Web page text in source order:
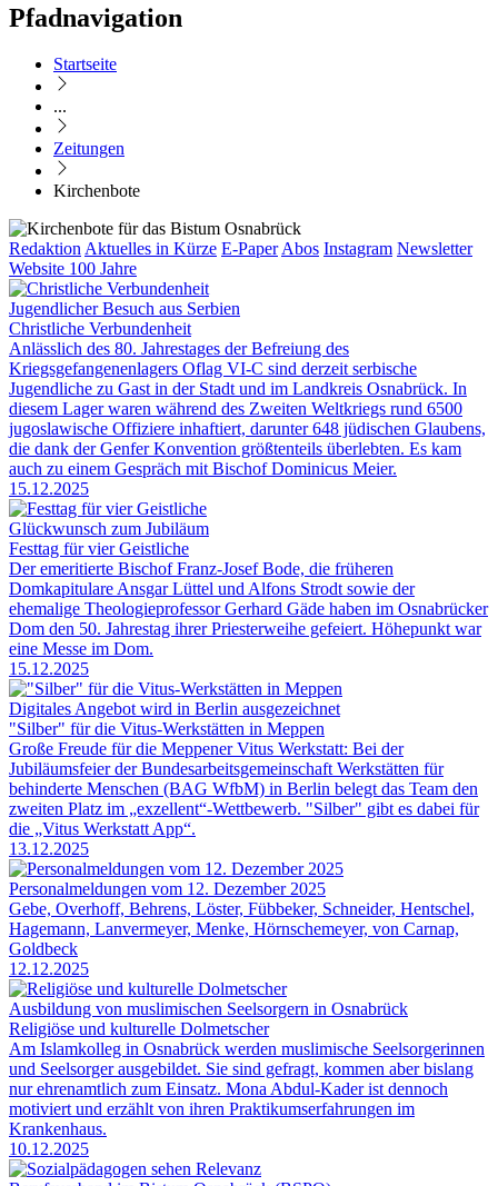
Pfadnavigation
Startseite
...
Zeitungen
Kirchenbote
RedaktionAktuelles in Kürze E-PaperAbos Instagram Newsletter
Website 100 Jahre
Jugendlicher Besuch aus Serbien
Christliche Verbundenheit
Anlässlich des 80. Jahrestages der Befreiung des
Kriegsgefangenenlagers Oflag VI-C sind derzeit serbische
Jugendliche zu Gast in der Stadt und im Landkreis Osnabrück. In
diesem Lager waren während des Zweiten Weltkriegs rund 6500
jugoslawische Offiziere inhaftiert, darunter 648 jüdischen Glaubens,
die dank der Genfer Konvention größtenteils überlebten. Es kam
auch zu einem Gespräch mit Bischof Dominicus Meier.
15.12.2025
Glückwunsch zum Jubiläum
Festtag für vier Geistliche
Der emeritierte Bischof Franz-Josef Bode, die früheren
Domkapitulare Ansgar Lüttel und Alfons Strodt sowie der
ehemalige Theologieprofessor Gerhard Gäde haben im Osnabrücker
Dom den 50. Jahrestag ihrer Priesterweihe gefeiert. Höhepunkt war
eine Messe im Dom.
15.12.2025
Digitales Angebot wird in Berlin ausgezeichnet
"Silber" für die Vitus-Werkstätten in Meppen
Große Freude für die Meppener Vitus Werkstatt: Bei der
Jubiläumsfeier der Bundesarbeitsgemeinschaft Werkstätten für
behinderte Menschen (BAG WfbM) in Berlin belegt das Team den
zweiten Platz im „exzellent“-Wettbewerb. "Silber" gibt es dabei für
die „Vitus Werkstatt App“.
13.12.2025
Personalmeldungen vom 12. Dezember 2025
Gebe, Overhoff, Behrens, Löster, Fübbeker, Schneider, Hentschel,
Hagemann, Lanvermeyer, Menke, Hörnschemeyer, von Carnap,
Goldbeck
12.12.2025
Ausbildung von muslimischen Seelsorgern in Osnabrück
Religiöse und kulturelle Dolmetscher
Am Islamkolleg in Osnabrück werden muslimische Seelsorgerinnen
und Seelsorger ausgebildet. Sie sind gefragt, kommen aber bislang
nur ehrenamtlich zum Einsatz. Mona Abdul-Kader ist dennoch
motiviert und erzählt von ihren Praktikumserfahrungen im
Krankenhaus.
10.12.2025